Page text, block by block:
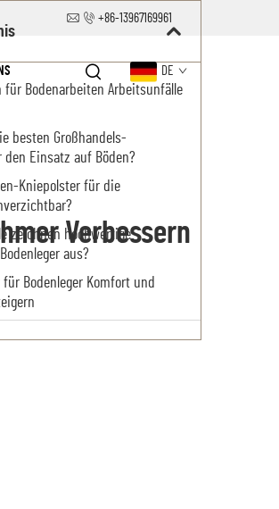
+86-13967169961
DE
Verbessern
für Bodenarbeiten Arbeitsunfälle
besten Großhandels-
den Einsatz auf Böden?
Kniepolster für die
zeichnen hochwertige
aus?
Bodenleger Komfort und